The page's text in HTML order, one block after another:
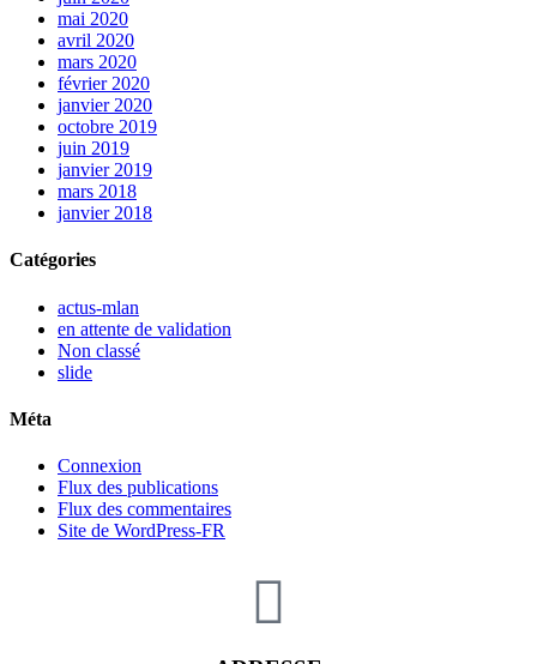
mai 2020
avril 2020
mars 2020
février 2020
janvier 2020
octobre 2019
juin 2019
janvier 2019
mars 2018
janvier 2018
Catégories
actus-mlan
en attente de validation
Non classé
slide
Méta
Connexion
Flux des publications
Flux des commentaires
Site de WordPress-FR